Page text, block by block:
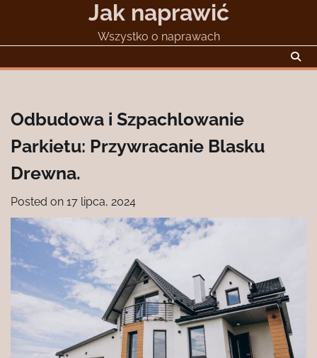
Jak naprawić
Wszystko o naprawach
Odbudowa i Szpachlowanie
Parkietu: Przywracanie Blasku
Drewna.
Posted on 17 lipca, 2024